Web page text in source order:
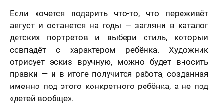
Если хочется подарить что-то, что переживёт
август и останется на годы — загляни в каталог
детских портретов и выбери стиль, который
совпадёт с характером ребёнка. Художник
отрисует эскиз вручную, можно будет вносить
правки — и в итоге получится работа, созданная
именно под этого конкретного ребёнка, а не под
«детей вообще».